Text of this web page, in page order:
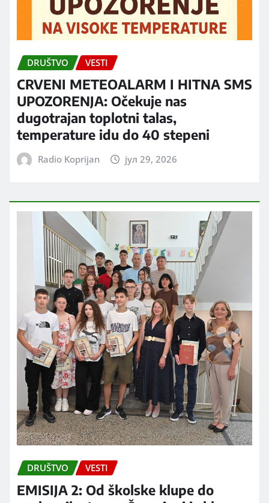
DRUŠTVO VESTI
CRVENI METEOALARM I HITNA SMS
UPOZORENJA: Očekuje nas
dugotrajan toplotni talas,
temperature idu do 40 stepeni
Radio Koprijan јул 29, 2026
DRUŠTVO VESTI
EMISIJA 2: Od školske klupe do